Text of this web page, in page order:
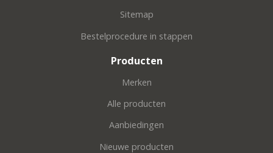
Sitemap
Bestelprocedure in stappen
Producten
Merken
Alle producten
Aanbiedingen
Nieuwe producten